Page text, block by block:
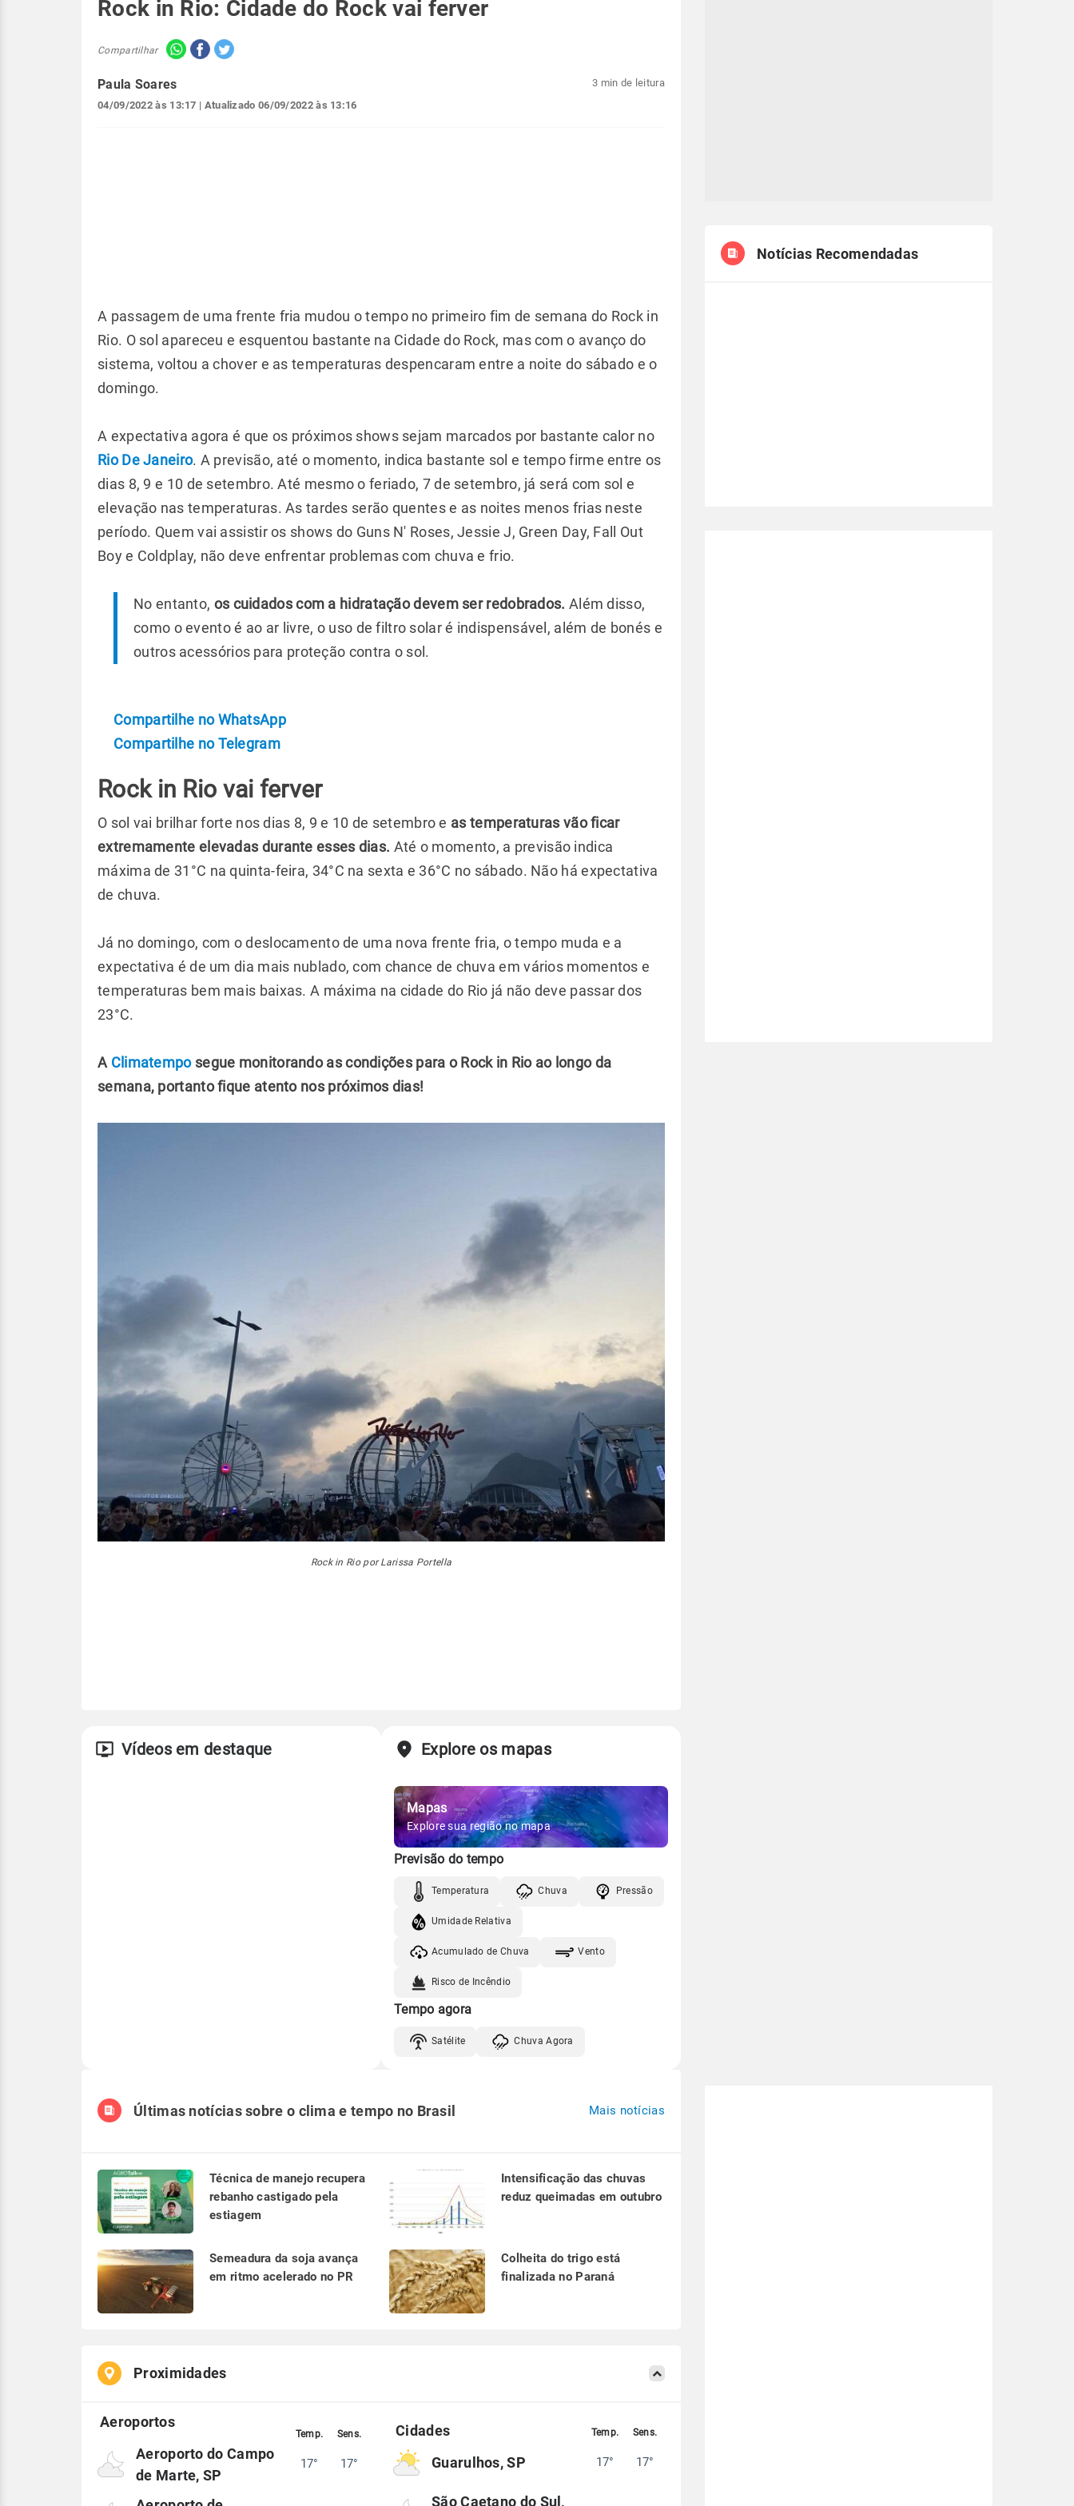
Rock in Rio: Cidade do Rock vai ferver
Compartilhar
Paula Soares
04/09/2022 às 13:17 | Atualizado 06/09/2022 às 13:16
3 min de leitura
A passagem de uma frente fria mudou o tempo no primeiro fim de semana do Rock in
Rio. O sol apareceu e esquentou bastante na Cidade do Rock, mas com o avanço do
sistema, voltou a chover e as temperaturas despencaram entre a noite do sábado e o
domingo.
A expectativa agora é que os próximos shows sejam marcados por bastante calor no
Rio De Janeiro. A previsão, até o momento, indica bastante sol e tempo firme entre os
dias 8, 9 e 10 de setembro. Até mesmo o feriado, 7 de setembro, já será com sol e
elevação nas temperaturas. As tardes serão quentes e as noites menos frias neste
período. Quem vai assistir os shows do Guns N' Roses, Jessie J, Green Day, Fall Out
Boy e Coldplay, não deve enfrentar problemas com chuva e frio.
No entanto, os cuidados com a hidratação devem ser redobrados. Além disso,
como o evento é ao ar livre, o uso de filtro solar é indispensável, além de bonés e
outros acessórios para proteção contra o sol.
Compartilhe no WhatsApp
Compartilhe no Telegram
Rock in Rio vai ferver
O sol vai brilhar forte nos dias 8, 9 e 10 de setembro e as temperaturas vão ficar
extremamente elevadas durante esses dias. Até o momento, a previsão indica
máxima de 31°C na quinta-feira, 34°C na sexta e 36°C no sábado. Não há expectativa
de chuva.
Já no domingo, com o deslocamento de uma nova frente fria, o tempo muda e a
expectativa é de um dia mais nublado, com chance de chuva em vários momentos e
temperaturas bem mais baixas. A máxima na cidade do Rio já não deve passar dos
23°C.
A Climatemposegue monitorando as condições para o Rock in Rio ao longo da
semana, portanto fique atento nos próximos dias!
Rock in Rio por Larissa Portella
Vídeos em destaque Explore os mapas
Mapas
Explore sua região no mapa
Previsão do tempo
Temperatura Chuva Pressão
Umidade Relativa
Acumulado de Chuva Vento
Risco de Incêndio
Tempo agora
Satélite Chuva Agora
Notícias Recomendadas
Últimas notícias sobre o clima e tempo no Brasil Mais notícias
Técnica de manejo recupera
rebanho castigado pela
estiagem
Intensificação das chuvas
reduz queimadas em outubro
Semeadura da soja avança
em ritmo acelerado no PR
Colheita do trigo está
finalizada no Paraná
Proximidades
Aeroporto do Campo
de Marte, SP
17° 17° Guarulhos, SP 17° 17°
São Caetano do Sul,